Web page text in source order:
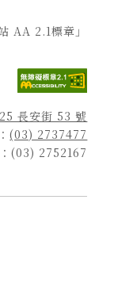
AA 2.1標章」
長安街 53 號
(03) 2737477
(03) 2752167